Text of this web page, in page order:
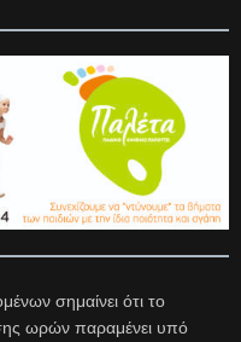
σημαίνει ότι το
ωρών παραμένει υπό